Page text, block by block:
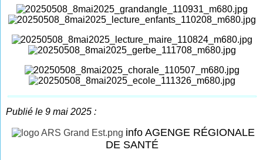
Publié le 9 mai 2025 :
info AGENGE RÉGIONALE
DE SANTÉ